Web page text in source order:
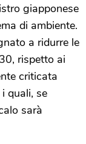
giapponese
di ambiente.
a ridurre le
rispetto ai
criticata
quali, se
sarà